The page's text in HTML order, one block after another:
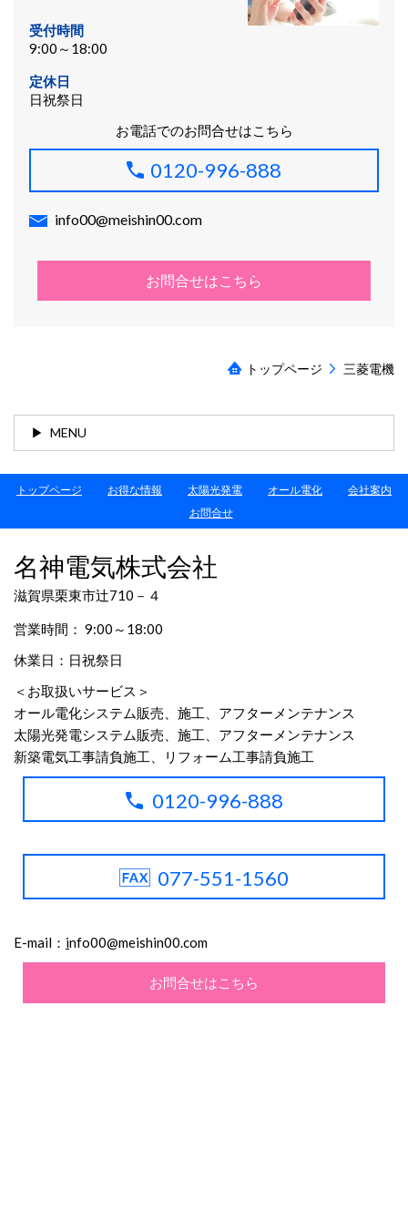
受付時間
9:00～18:00
定休日
日祝祭日
お電話でのお問合せはこちら
0120-996-888
info00@meishin00.com
お問合せはこちら
トップページ 三菱電機
MENU
トップページ お得な情報 太陽光発電 オール電化
会社案内
お問合せ
名神電気株式会社
滋賀県栗東市辻710－４
営業時間： 9:00～18:00
休業日：日祝祭日
＜お取扱いサービス＞
オール電化システム販売、施工、アフターメンテナンス
太陽光発電システム販売、施工、アフターメンテナンス
新築電気工事請負施工、リフォーム工事請負施工
0120-996-888
077-551-1560
E-mail： info00@meishin00.com
お問合せはこちら